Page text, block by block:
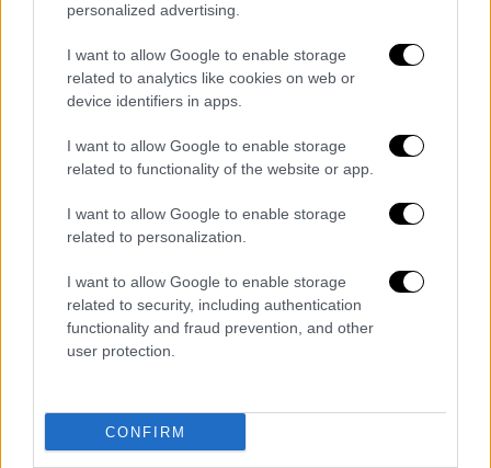
personalized advertising.
I want to allow Google to enable storage
related to analytics like cookies on web or
device identifiers in apps.
I want to allow Google to enable storage
related to functionality of the website or app.
I want to allow Google to enable storage
related to personalization.
I want to allow Google to enable storage
related to security, including authentication
functionality and fraud prevention, and other
user protection.
CONFIRM
Κάθε επίθεση είχε στόχο τόσο την
προσωπικών αντικειμένων των παθόντων
όσο και την επίδειξη ισχύος και
ανωτερότητας, είτε με την πρόκληση
σωματικών βλαβών είτε με την αφαίρεση
της ένδυσης.
Μέσω ομαδικής συνομιλίας σε σελίδα
κοινωνικής δικτύωσης, οργανώνονταν οι
επιθέσεις και καθορίζονταν οι κινήσεις του
κάθε μέλους (προπαρασκευαστικές
ενέργειες, κλπ).
Οι επιθέσεις τους βασίζονταν πάντα στην
εξασφαλιστεί το αποτέλεσμα τους, ενώ
έφεραν πάνω τους πλήθος αιχμηρών